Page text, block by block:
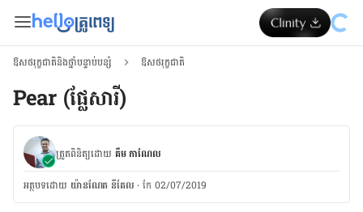
ឱសថរុក្ខជាតិនិងថ្នាំបន្ទាប់បន្សំ ឱសថរុក្ខជាតិ
Pear (ផ្លែសារី)
ត្រួតពិនិត្យដោយ គឹម កាណែល
អត្ថបទ​ដោយ យ៉ានណែត​ នីគែល · កែ 02/07/2019